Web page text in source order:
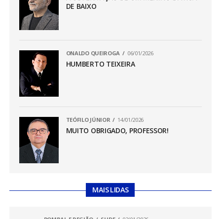
DE BAIXO
ONALDO QUEIROGA 06/01/2026
HUMBERTO TEIXEIRA
TEÓFILO JÚNIOR 14/01/2026
MUITO OBRIGADO, PROFESSOR!
MAIS LIDAS